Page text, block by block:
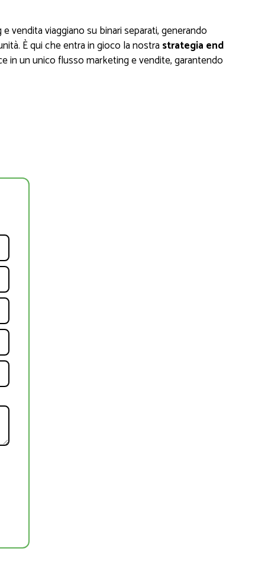
vendita viaggiano su binari separati, generando
È qui che entra in gioco la nostra strategia end
in un unico flusso marketing e vendite, garantendo